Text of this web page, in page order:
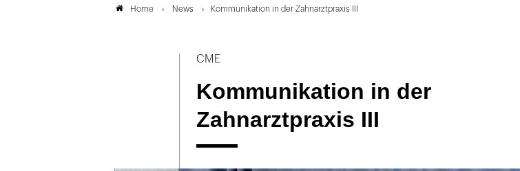
Home News Kommunikation in der Zahnarztpraxis III
CME
Kommunikation in der
Zahnarztpraxis III